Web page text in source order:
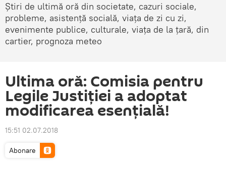
Știri de ultimă oră din societate, cazuri sociale,
probleme, asistență socială, viața de zi cu zi,
evenimente publice, culturale, viața de la țară, din
cartier, prognoza meteo
Ultima oră: Comisia pentru
Legile Justiției a adoptat
modificarea esențială!
15:51 02.07.2018
Abonare